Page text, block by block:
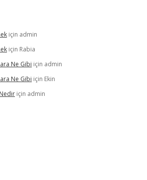
için admin
için Rabia
Ne Gibi için admin
Ne Gibi için Ekin
için admin